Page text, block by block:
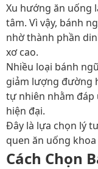
Xu hướng ăn uống
tâm. Vì vậy, bánh
nhờ thành phần
xơ cao.
Nhiều loại bánh
giảm lượng đường
tự nhiên nhằm đáp
hiện đại.
Đây là lựa chọn lý
quen ăn uống
Cách Chọn